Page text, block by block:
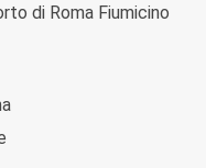
di Roma Fiumicino